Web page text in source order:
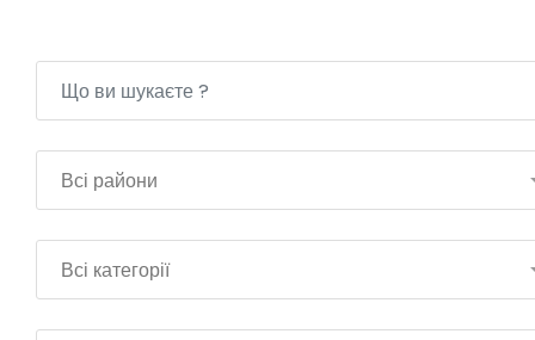
Всі райони
Всі категорії